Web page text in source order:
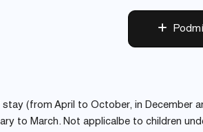
(from April to October, in December
to March. Not applicalbe to children